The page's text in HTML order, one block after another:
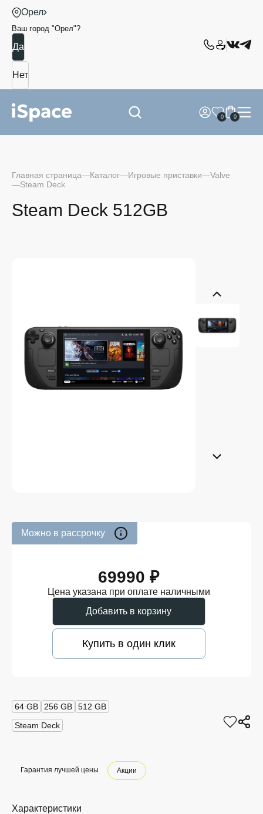
Орел
Ваш город "Орел"?
0 0
Главная страница Каталог Игровые приставки
Valve
Steam Deck
Steam Deck 512GB
Можно в рассрочку
69990 ₽
Цена указана при оплате наличными
Добавить в корзину
Купить в один клик
64 GB 256 GB
512 GB
Steam Deck
Гарантия лучшей цены Акции
Характеристики